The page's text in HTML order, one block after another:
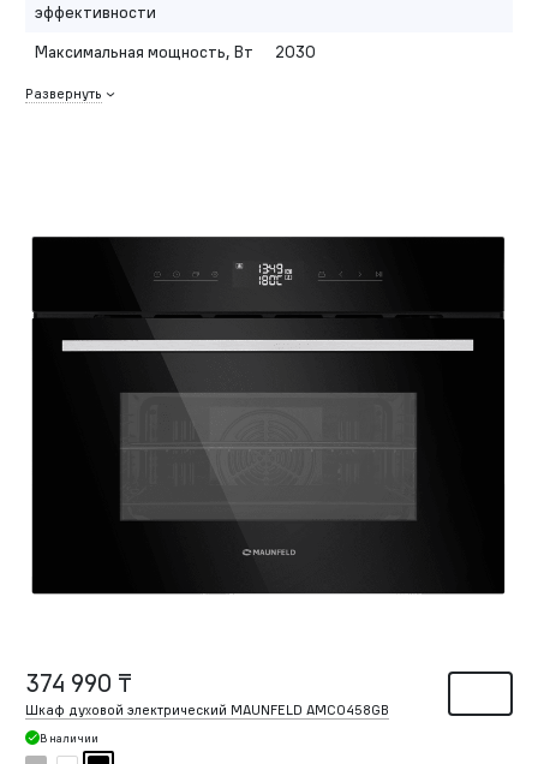
эффективности
Максимальная мощность, Вт 2030
Развернуть
374 990 ₸
Шкаф духовой электрический MAUNFELD AMCO458GB
В наличии